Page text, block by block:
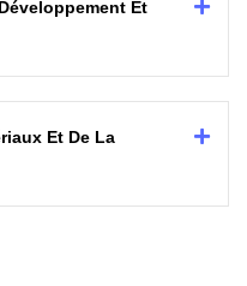
Et
Et De La